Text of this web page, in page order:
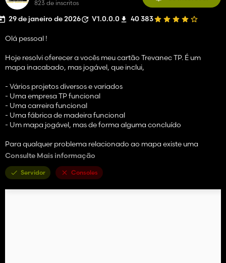
823 de inscritos
29 de janeiro de 2026 V1.0.0.0 40 383
Olá pessoal !
Hoje resolvi oferecer a vocês meu cartão Trevanec TP. É um
mapa inacabado, mas jogável, que inclui,
- Vários projetos diversos e variados
- Uma empresa TP funcional
- Uma carreira funcional
- Uma fábrica de madeira funcional
- Um mapa jogável, mas de forma alguma concluído
Para qualquer problema relacionado ao mapa existe uma
correção específica no discord.
Discord:https://discord.gg/Fr75aUGEAB
Bom jogo a todos!
Consulte Mais informação
Servidor Consoles